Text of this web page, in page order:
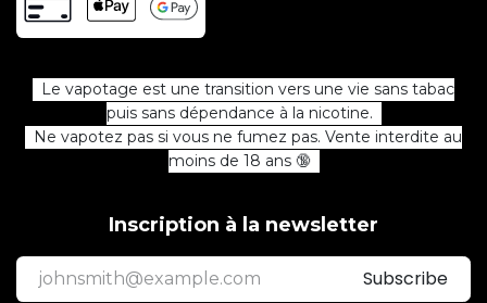
Le vapotage est une transition vers une vie sans tabac
puis sans dépendance à la nicotine.
Ne vapotez pas si vous ne fumez pas. Vente interdite au
moins de 18 ans 🔞
Inscription à la newsletter
Subscribe